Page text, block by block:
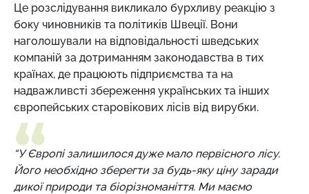
Це розслідування викликало бурхливу реакцію з
боку чиновників та політиків Швеції. Вони
наголошували на відповідальності шведських
компаній за дотриманням законодавства в тих
країнах, де працюють підприємства та на
надважливсті збереження українських та інших
європейських старовікових лісів від вирубки.
“У Європі залишилося дуже мало первісного лісу.
Його необхідно зберегти за будь-яку ціну заради
дикої природи та біорізноманіття. Ми маємо